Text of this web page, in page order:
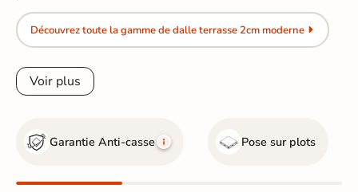
Découvrez toute la gamme de dalle terrasse 2cm moderne
Voir plus
Garantie Anti-casse Pose sur plots